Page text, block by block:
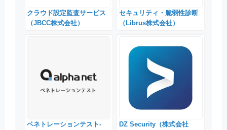
クラウド設定監査サービス
（JBCC株式会社）
セキュリティ・脆弱性診断
（Librus株式会社）
ペネトレーションテスト-
DZ Security（株式会社